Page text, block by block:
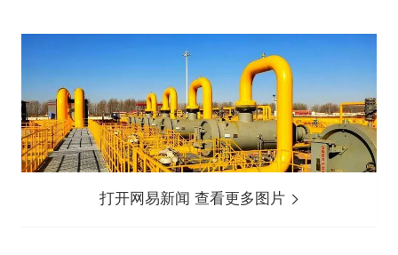
打开网易新闻 查看更多图片